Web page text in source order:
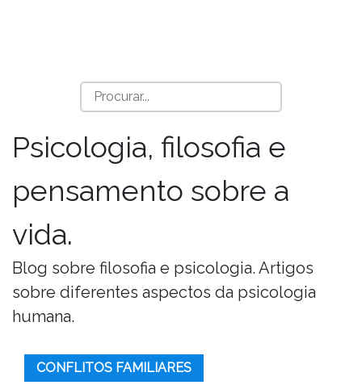
Psicologia, filosofia e
pensamento sobre a
vida.
Blog sobre filosofia e psicologia. Artigos
sobre diferentes aspectos da psicologia
humana.
CONFLITOS FAMILIARES